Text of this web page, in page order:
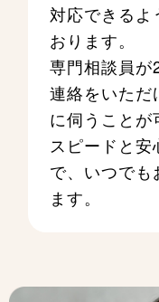
対応できるよ
おります。
専門相談員
連絡をいただ
に伺うことが
スピードと安
で、いつでも
ます。